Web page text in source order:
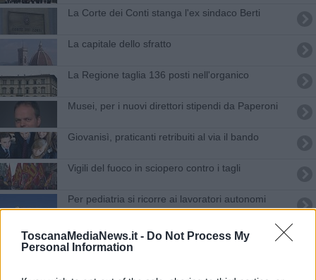
ToscanaMediaNews.it - Do Not Process My
Personal Information
La Corte dei Conti stanga l'ex sindaco Berti
La capitale dello sfratto
La Regione taglia 136 posti nell'organico
Musei, per i nuovi direttori stipendi da Paperoni
Giovanisì, praticanti retribuiti al via il bando
Vigili del fuoco in sciopero contro i tagli
Per pediatria si ricorre ai lavoratori autonomi
YouPol fa scoprire droga e spacciatori